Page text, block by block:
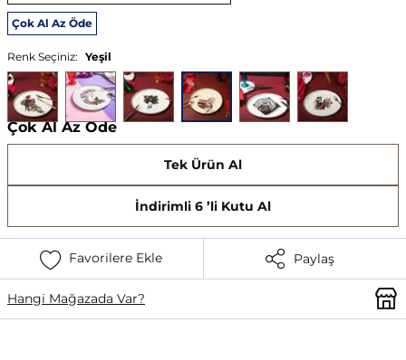
Çok Al Az Öde
Çok Al Az Öde
Tek Ürün Al
İndirimli 6 ’li Kutu Al
Renk Seçiniz: Yeşil
Favorilere Ekle Paylaş
Hangi Mağazada Var?